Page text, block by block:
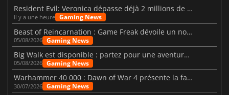
Resident Evil: Veronica dépasse déjà 2 millions de wishlists
il y a une heure Gaming News
Beast of Reincarnation : Game Freak dévoile un nouveau pari
05/08/2026 Gaming News
Big Walk est disponible : partez pour une aventure entre amis
05/08/2026 Gaming News
Warhammer 40 000 : Dawn of War 4 présente la faction des Nécrons
30/07/2026 Gaming News